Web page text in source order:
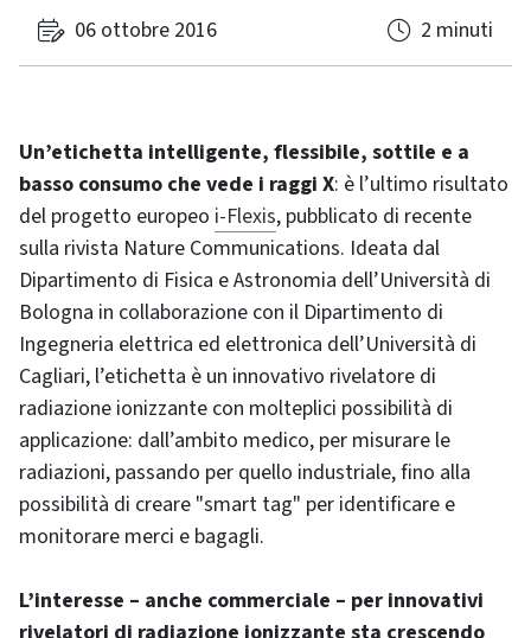
06 ottobre 2016 2 minuti
Un’etichetta intelligente, flessibile, sottile e a
basso consumo che vede i raggi X: è l’ultimo risultato
del progetto europeo i-Flexis, pubblicato di recente
sulla rivista Nature Communications. Ideata dal
Dipartimento di Fisica e Astronomia dell’Università di
Bologna in collaborazione con il Dipartimento di
Ingegneria elettrica ed elettronica dell’Università di
Cagliari, l’etichetta è un innovativo rivelatore di
radiazione ionizzante con molteplici possibilità di
applicazione: dall’ambito medico, per misurare le
radiazioni, passando per quello industriale, fino alla
possibilità di creare "smart tag" per identificare e
monitorare merci e bagagli.
L’interesse – anche commerciale – per innovativi